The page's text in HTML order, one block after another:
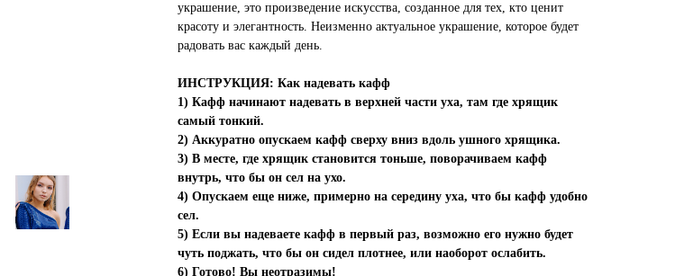
украшение, это произведение искусства, созданное для тех, кто ценит
красоту и элегантность. Неизменно актуальное украшение, которое будет
радовать вас каждый день.
ИНСТРУКЦИЯ: Как надевать кафф
1) Кафф начинают надевать в верхней части уха, там где хрящик
самый тонкий.
2) Аккуратно опускаем кафф сверху вниз вдоль ушного хрящика.
3) В месте, где хрящик становится тоньше, поворачиваем кафф
внутрь, что бы он сел на ухо.
4) Опускаем еще ниже, примерно на середину уха, что бы кафф удобно
сел.
5) Если вы надеваете кафф в первый раз, возможно его нужно будет
чуть поджать, что бы он сидел плотнее, или наоборот ослабить.
6) Готово! Вы неотразимы!